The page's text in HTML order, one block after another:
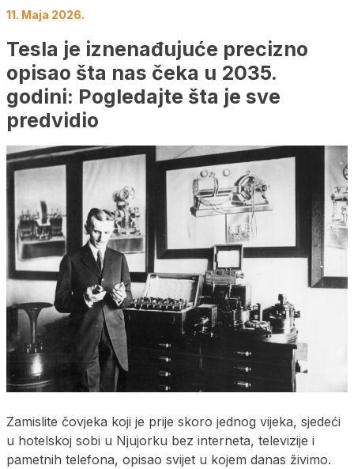
11. Maja 2026.
Tesla je iznenađujuće precizno
opisao šta nas čeka u 2035.
godini: Pogledajte šta je sve
predvidio
Zamislite čovjeka koji je prije skoro jednog vijeka, sjedeći
u hotelskoj sobi u Njujorku bez interneta, televizije i
pametnih telefona, opisao svijet u kojem danas živimo.